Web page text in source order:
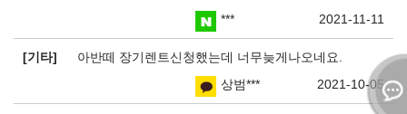
2021-11-11
***
기타
아반떼 장기렌트신청했는데 너무늦게나오네요.
2021-10-05
상범***